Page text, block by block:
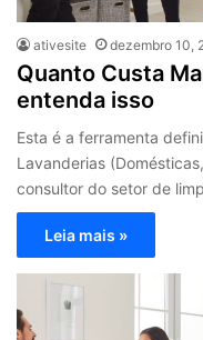
ativesite dezembro 10,
Quanto Custa
entenda isso
Esta é a ferramenta
Lavanderias
consultor do setor de
Leia mais »